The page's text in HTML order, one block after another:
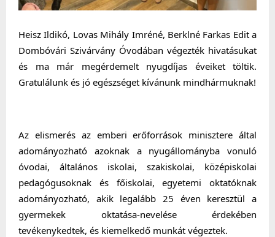
Heisz Ildikó, Lovas Mihály Imréné, Berklné Farkas Edit a
Dombóvári Szivárvány Óvodában végezték hivatásukat
és ma már megérdemelt nyugdíjas éveiket töltik.
Gratulálunk és jó egészséget kívánunk mindhármuknak!
Az elismerés az emberi erőforrások minisztere által
adományozható azoknak a nyugállományba vonuló
óvodai, általános iskolai, szakiskolai, középiskolai
pedagógusoknak és főiskolai, egyetemi oktatóknak
adományozható, akik legalább 25 éven keresztül a
gyermekek oktatása-nevelése érdekében
tevékenykedtek, és kiemelkedő munkát végeztek.